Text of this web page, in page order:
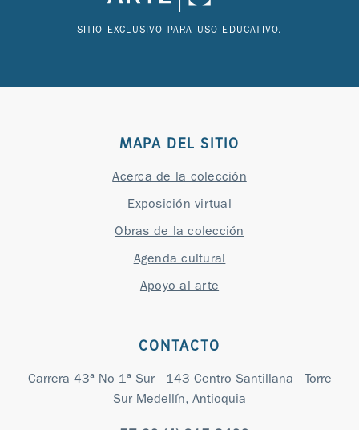
SITIO EXCLUSIVO PARA USO EDUCATIVO.
MAPA DEL SITIO
Acerca de la colección
Exposición virtual
Obras de la colección
Agenda cultural
Apoyo al arte
CONTACTO
Carrera 43ª No 1ª Sur - 143 Centro Santillana - Torre
Sur Medellín, Antioquia